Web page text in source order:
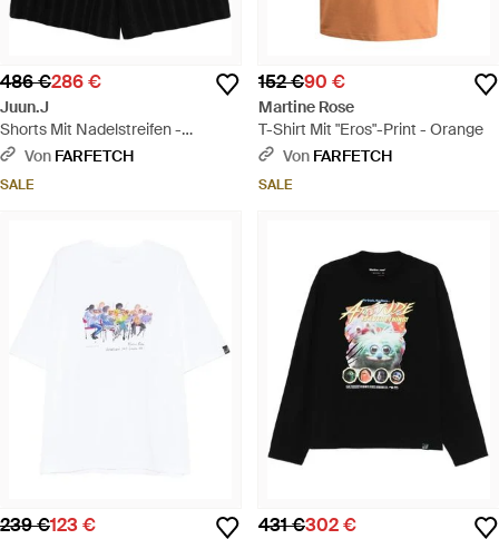
486 €286 €
Juun.J
Shorts Mit Nadelstreifen -
Schwarz
Von FARFETCH
SALE
152 €90 €
Martine Rose
T-Shirt Mit "Eros"-Print - Orange
Von FARFETCH
SALE
239 €123 € 431 €302 €